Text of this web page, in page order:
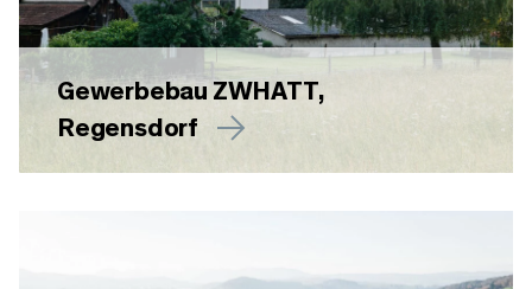
Gewerbebau ZWHATT,
Regensdorf